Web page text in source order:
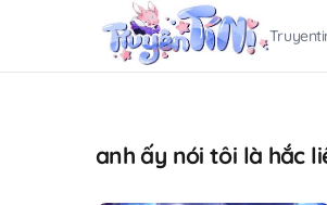
anh ấy nói tôi là hắc